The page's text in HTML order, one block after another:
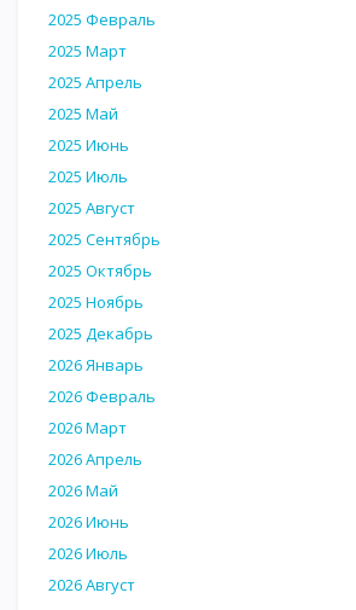
2025 Февраль
2025 Март
2025 Апрель
2025 Май
2025 Июнь
2025 Июль
2025 Август
2025 Сентябрь
2025 Октябрь
2025 Ноябрь
2025 Декабрь
2026 Январь
2026 Февраль
2026 Март
2026 Апрель
2026 Май
2026 Июнь
2026 Июль
2026 Август